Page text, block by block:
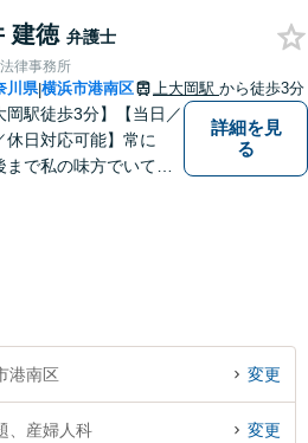
掲載情報のURL等をお
ださい。見込み、費用
案内させていただきま
建徳 弁護士
律事務所
川県|横浜市港南区 上大岡駅 から徒歩3分
岡駅徒歩3分】【当日／
休日対応可能】常に
まで私の味方でいてく
詳細を見
る
港南区 変更
、産婦人科 変更